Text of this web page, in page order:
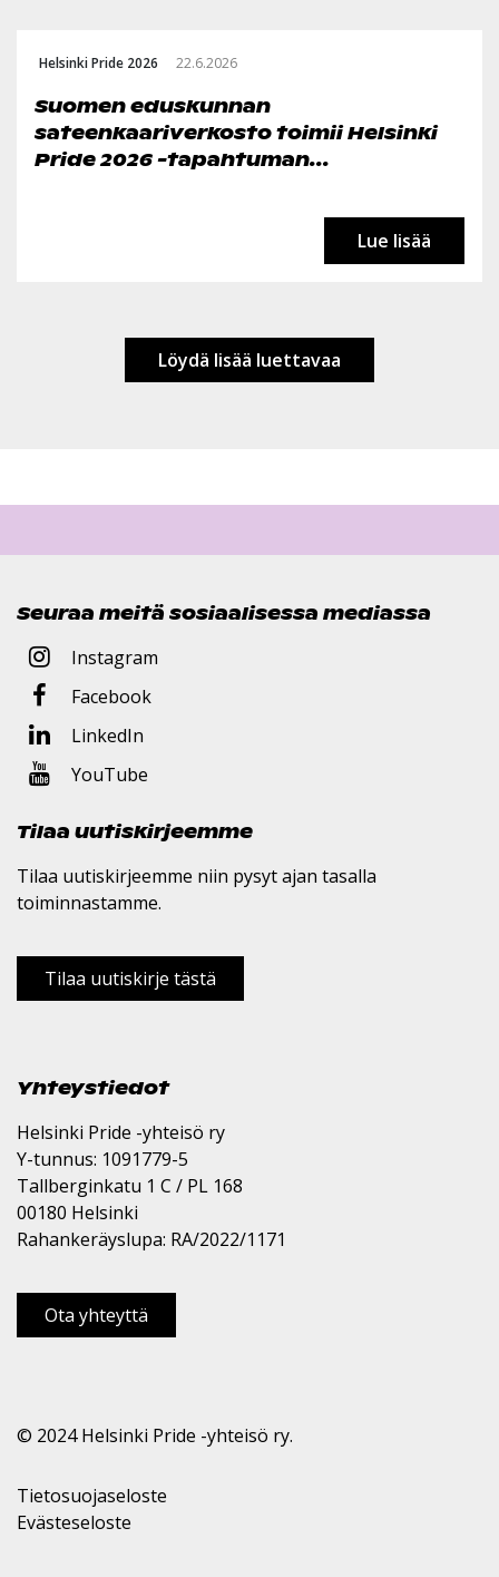
Helsinki Pride 2026 22.6.2026
Suomen eduskunnan
sateenkaariverkosto toimii Helsinki
Pride 2026 -tapahtuman...
Lue lisää
Löydä lisää luettavaa
Seuraa meitä sosiaalisessa mediassa
Instagram
Facebook
LinkedIn
YouTube
Tilaa uutiskirjeemme
Tilaa uutiskirjeemme niin pysyt ajan tasalla
toiminnastamme.
Tilaa uutiskirje tästä
Yhteystiedot
Helsinki Pride -yhteisö ry
Y-tunnus: 1091779-5
Tallberginkatu 1 C / PL 168
00180 Helsinki
Rahankeräyslupa: RA/2022/1171
Ota yhteyttä
© 2024 Helsinki Pride -yhteisö ry.
Tietosuojaseloste
Evästeseloste